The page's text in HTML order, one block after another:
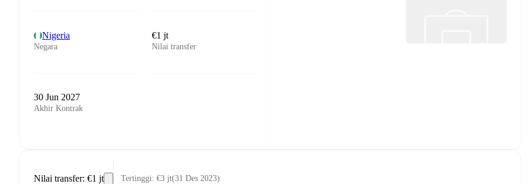
Nigeria
Negara
€1 jt
Nilai transfer
30 Jun 2027
Akhir Kontrak
Nilai transfer: €1 jt Tertinggi: €3 jt(31 Des 2023)